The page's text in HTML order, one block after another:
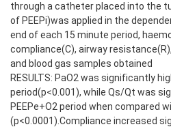
through a catheter placed into the
of PEEPi)was applied in the
end of each 15 minute period,
compliance(C), airway
and blood gas samples obtained
RESULTS: PaO2 was significantly
period(p<0.001), while Qs/Qt was
PEEPe+O2 period when compared
(p<0.0001).Compliance increased